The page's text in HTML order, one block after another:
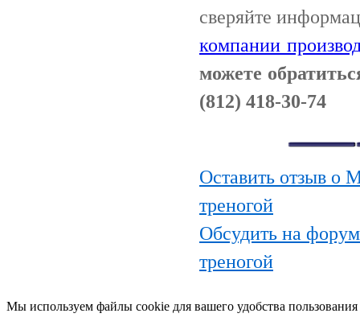
сверяйте
компании
можете
(812) 418-30-74
Оставить отзыв о
треногой
Обсудить на
треногой
Мы используем файлы cookie для вашего удобства